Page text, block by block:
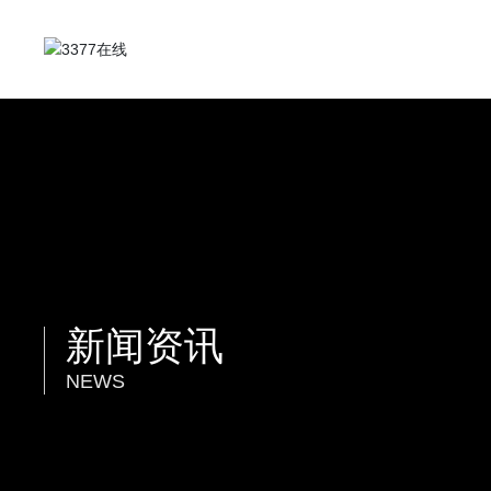
新闻资讯
NEWS